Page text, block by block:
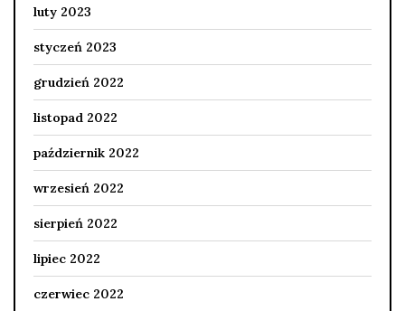
luty 2023
styczeń 2023
grudzień 2022
listopad 2022
październik 2022
wrzesień 2022
sierpień 2022
lipiec 2022
czerwiec 2022